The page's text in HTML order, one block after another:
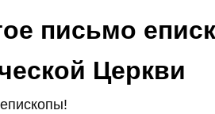
письмо
Церкви